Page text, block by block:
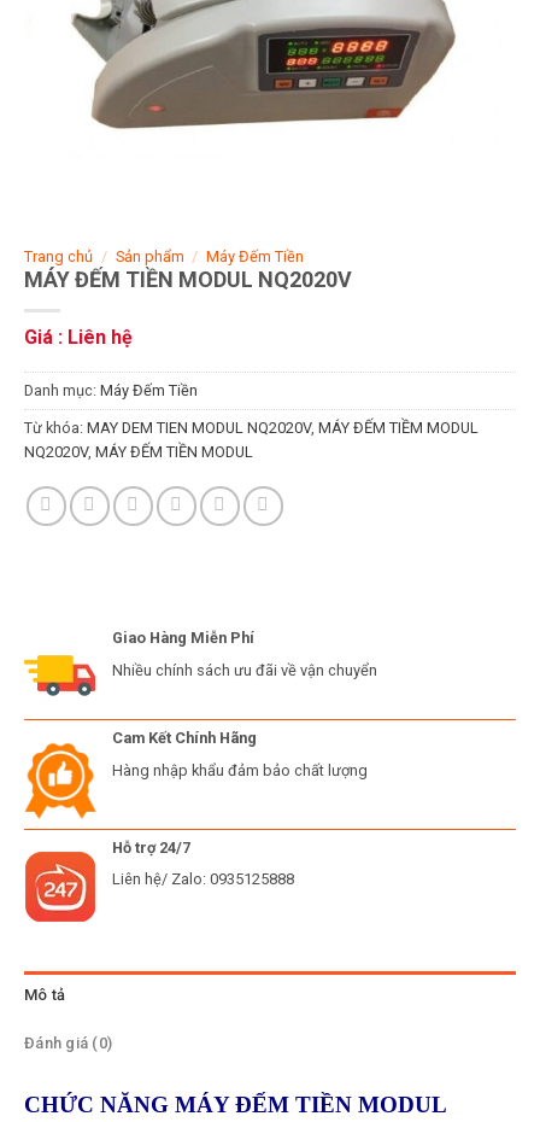
Trang chủ / Sản phẩm / Máy Đếm Tiền
MÁY ĐẾM TIỀN MODUL NQ2020V
Giá : Liên hệ
Danh mục: Máy Đếm Tiền
Từ khóa: MAY DEM TIEN MODUL NQ2020V, MÁY ĐẾM TIỀM MODUL
NQ2020V, MÁY ĐẾM TIỀN MODUL
Giao Hàng Miễn Phí
Nhiều chính sách ưu đãi về vận chuyển
Cam Kết Chính Hãng
Hàng nhập khẩu đảm bảo chất lượng
Hỗ trợ 24/7
Liên hệ/ Zalo: 0935125888
Mô tả
Đánh giá (0)
CHỨC NĂNG MÁY ĐẾM TIỀN MODUL